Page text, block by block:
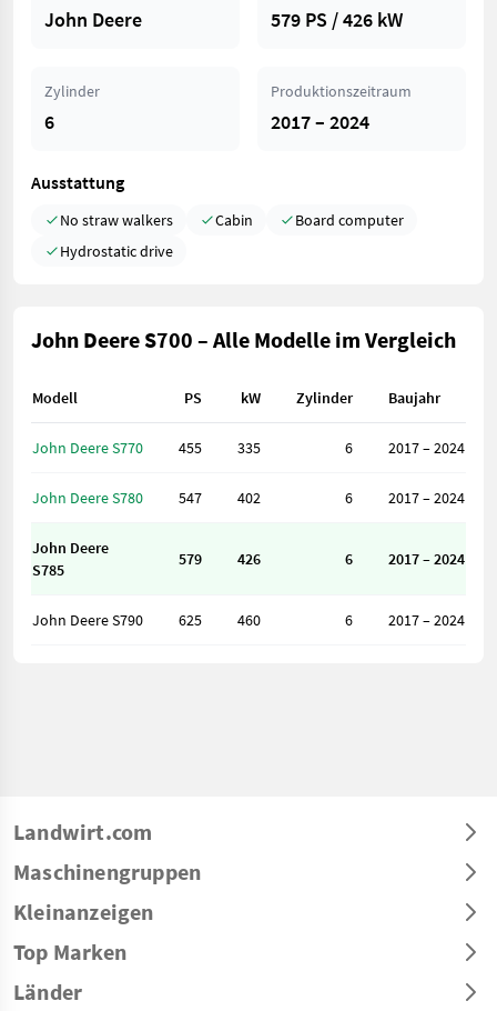
John Deere 579 PS / 426 kW
Zylinder
6
Produktionszeitraum
2017 – 2024
Ausstattung
No straw walkers Cabin
Board computer
Hydrostatic drive
John Deere S700 – Alle Modelle im Vergleich
Modell PS kW Zylinder Baujahr
John Deere S770 455 335 6 2017 – 2024
John Deere S780 547 402 6 2017 – 2024
John Deere
S785
579 426 6 2017 – 2024
John Deere S790 625 460 6 2017 – 2024
Landwirt.com
Maschinengruppen
Kleinanzeigen
Top Marken
Länder